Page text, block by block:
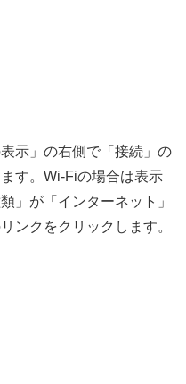
示」の右側で「接続」の
す。Wi-Fiの場合は表示
」が「インターネット」
ンクをクリックします。